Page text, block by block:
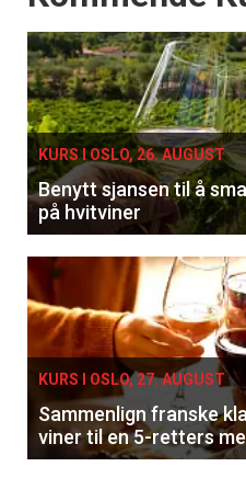
KURS I OSLO, 26. AUGUST
Benytt sjansen til å
på hvitviner
KURS I OSLO, 27. AUGUST
Sammenlign franske
viner til en 5-retters